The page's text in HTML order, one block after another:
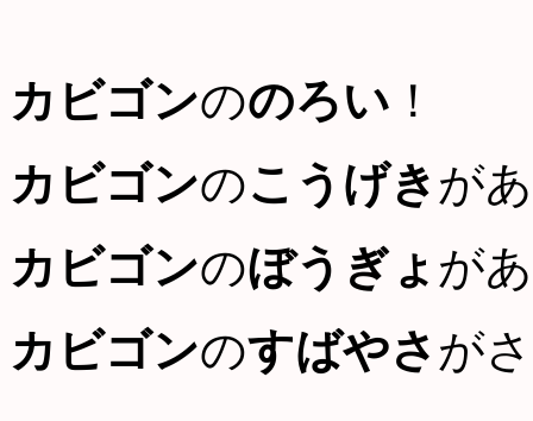
カビゴンののろい ！
カビゴンのこうげき が
カビゴンのぼうぎょ が
カビゴンのすばやさ が